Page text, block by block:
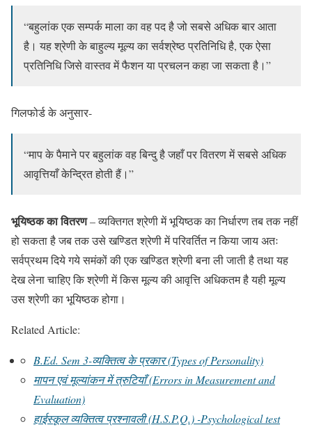
“बहुलांक एक सम्पर्क माला का वह पद है जो सबसे अधिक बार आता
है। यह श्रेणी के बाहुल्य मूल्य का सर्वश्रेष्ठ प्रतिनिधि है, एक ऐसा
प्रतिनिधि जिसे वास्तव में फैशन या प्रचलन कहा जा सकता है।”
गिलफोर्ड के अनुसार-
“माप के पैमाने पर बहुलांक वह बिन्दु है जहाँ पर वितरण में सबसे अधिक
आवृत्तियाँ केन्द्रित होती हैं।”
भूयिष्ठक का वितरण– व्यक्तिगत श्रेणी में भूयिष्ठक का निर्धारण तब तक नहीं
हो सकता है जब तक उसे खण्डित श्रेणी में परिवर्तित न किया जाय अतः
सर्वप्रथम दिये गये समंकों की एक खण्डित श्रेणी बना ली जाती है तथा यह
देख लेना चाहिए कि श्रेणी में किस मूल्य की आवृत्ति अधिकतम है यही मूल्य
उस श्रेणी का भूयिष्ठक होगा।
Related Article:
B.Ed. Sem 3-व्यक्तित्व के प्रकार (Types of Personality)
मापन एवं मूल्यांकन में त्रुटियाँ (Errors in Measurement and
Evaluation)
हाईस्कूल व्यक्तित्व प्रश्नावली (H.S.P.Q.) -Psychological test